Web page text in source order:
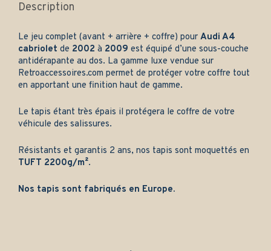
quantity
Description
Le jeu complet (avant + arrière + coffre) pour Audi A4
cabriolet de 2002 à 2009 est équipé d’une sous-couche
antidérapante au dos. La gamme luxe vendue sur
Retroaccessoires.com permet de protéger votre coffre tout
en apportant une finition haut de gamme.
Le tapis étant très épais il protégera le coffre de votre
véhicule des salissures.
Résistants et garantis 2 ans, nos tapis sont moquettés en
TUFT 2200g/m².
Nos tapis sont fabriqués en Europe.